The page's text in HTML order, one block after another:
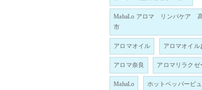
MahaLo アロマ リンパケア
市
アロマオイル アロマオイル
アロマ奈良 アロマリラクゼ
MahaLo ホットペッパービ